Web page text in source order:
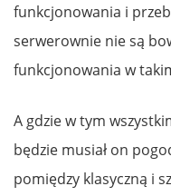
funkcjonowania i
serwerownie nie są
funkcjonowania w
A gdzie w tym
będzie musiał on
pomiędzy klasyczną i